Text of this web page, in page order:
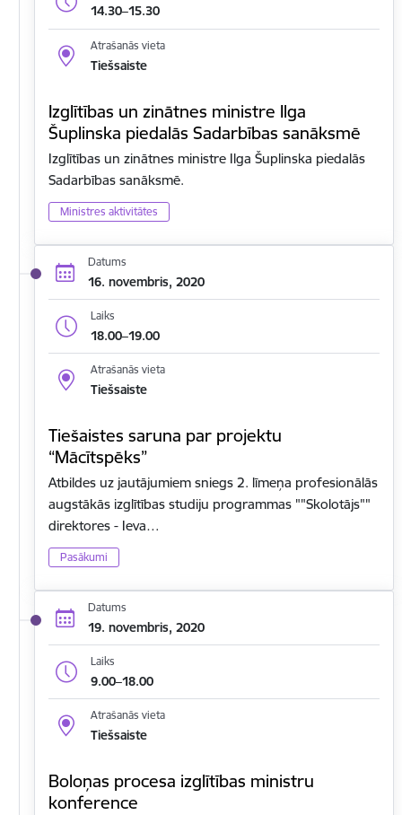
14.30–15.30
Atrašanās vieta
Tiešsaiste
Izglītības un zinātnes ministre Ilga
Šuplinska piedalās Sadarbības sanāksmē
Izglītības un zinātnes ministre Ilga Šuplinska piedalās
Sadarbības sanāksmē.
Ministres aktivitātes
Datums
16. novembris, 2020
Laiks
18.00–19.00
Atrašanās vieta
Tiešsaiste
Tiešaistes saruna par projektu
“Mācītspēks”
Atbildes uz jautājumiem sniegs 2. līmeņa profesionālās
augstākās izglītības studiju programmas ""Skolotājs""
direktores - Ieva…
Pasākumi
Datums
19. novembris, 2020
Laiks
9.00–18.00
Atrašanās vieta
Tiešsaiste
Boloņas procesa izglītības ministru
konference